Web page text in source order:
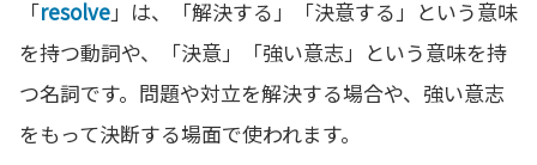
「resolve」は、「解決する」「決意する」という意味
を持つ動詞や、「決意」「強い意志」という意味を持
つ名詞です。問題や対立を解決する場合や、強い意志
をもって決断する場面で使われます。